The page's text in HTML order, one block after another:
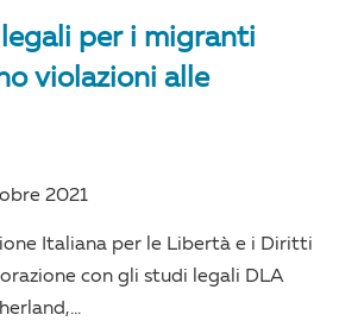
per i migranti
violazioni alle
2021
Italiana per le Libertà e i Diritti
con gli studi legali DLA